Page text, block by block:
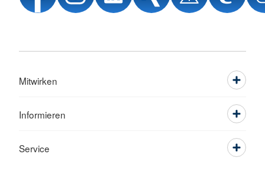
Mitwirken
Informieren
Service